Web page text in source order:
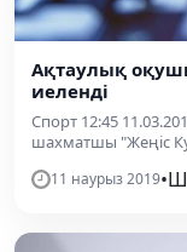
Ақтаулық
иеленді
Спорт 12:45
шахматшы "Жеңіс
11 наурыз 2019•